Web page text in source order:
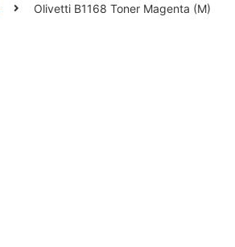
Olivetti B1168 Toner Magenta (M)